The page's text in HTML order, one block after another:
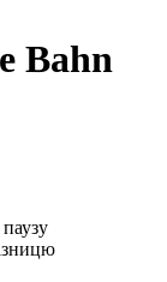
Bahn